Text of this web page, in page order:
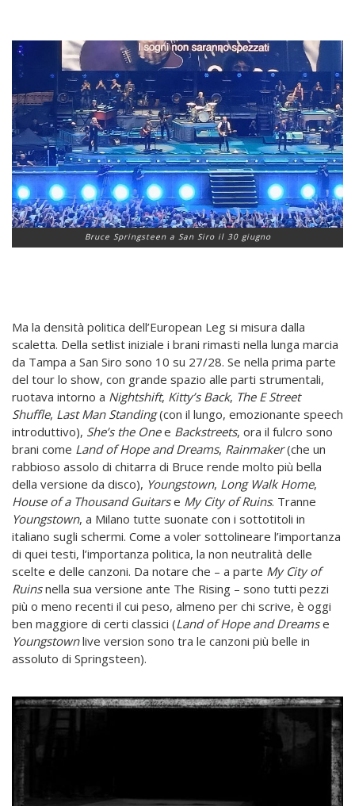
Bruce Springsteen a San Siro il 30 giugno
Ma la densità politica dell’European Leg si misura dalla
scaletta. Della setlist iniziale i brani rimasti nella lunga marcia
da Tampa a San Siro sono 10 su 27/28. Se nella prima parte
del tour lo show, con grande spazio alle parti strumentali,
ruotava intorno a Nightshift, Kitty’s Back, The E Street
Shuffle, Last Man Standing(con il lungo, emozionante speech
introduttivo), She’s the Onee Backstreets, ora il fulcro sono
brani come Land of Hope and Dreams, Rainmaker(che un
rabbioso assolo di chitarra di Bruce rende molto più bella
della versione da disco), Youngstown, Long Walk Home,
House of a Thousand Guitarse My City of Ruins. Tranne
Youngstown, a Milano tutte suonate con i sottotitoli in
italiano sugli schermi. Come a voler sottolineare l’importanza
di quei testi, l’importanza politica, la non neutralità delle
scelte e delle canzoni. Da notare che – a parte My City of
Ruinsnella sua versione ante The Rising – sono tutti pezzi
più o meno recenti il cui peso, almeno per chi scrive, è oggi
ben maggiore di certi classici (Land of Hope and Dreamse
Youngstownlive version sono tra le canzoni più belle in
assoluto di Springsteen).